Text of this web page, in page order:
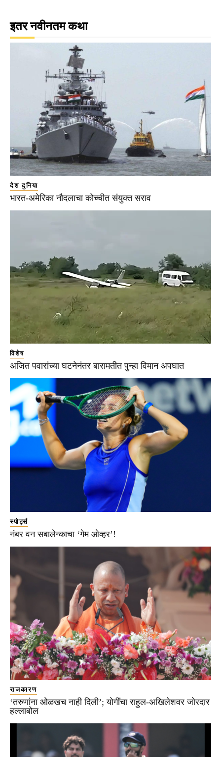
इतर नवीनतम कथा
देश दुनिया
भारत-अमेरिका नौदलाचा कोच्चीत संयुक्त सराव
विशेष
अजित पवारांच्या घटनेनंतर बारामतीत पुन्हा विमान अपघात
स्पोर्ट्स
नंबर वन सबालेन्काचा ‘गेम ओव्हर’!
राजकारण
‘तरुणांना ओळखच नाही दिली’; योगींचा राहुल-अखिलेशवर जोरदार
हल्लाबोल